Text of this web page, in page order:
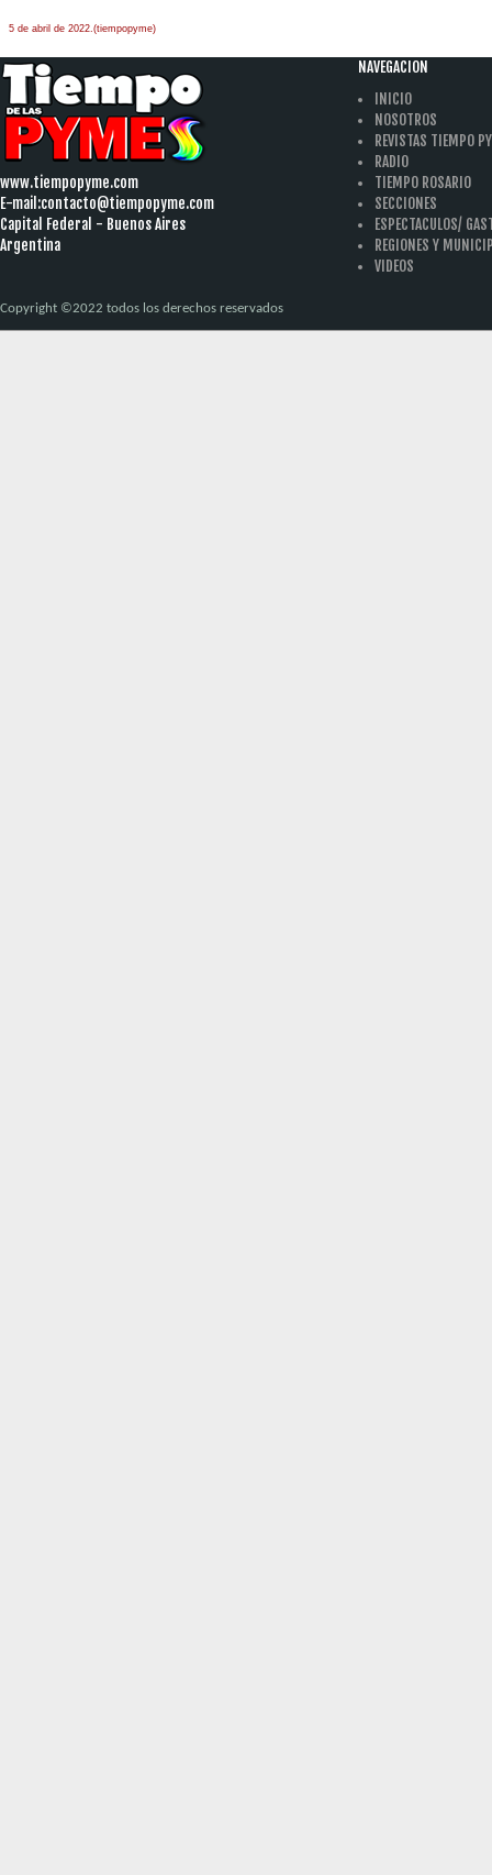
5 de abril de 2022.(tiempopyme)
www.tiempopyme.com
E-mail:contacto@tiempopyme.com
Capital Federal - Buenos Aires
Argentina
NAVEGACION
INICIO
NOSOTROS
REVISTAS TIEMPO
RADIO
TIEMPO ROSARIO
SECCIONES
ESPECTACULOS/
REGIONES Y
VIDEOS
Copyright ©2022 todos los derechos reservados